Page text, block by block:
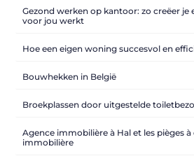
Gezond werken op kantoor: zo creëer je
voor jou werkt
Hoe een eigen woning succesvol en
Bouwhekken in België
Broekplassen door uitgestelde
Agence immobilière à Hal et les pièges
immobilière